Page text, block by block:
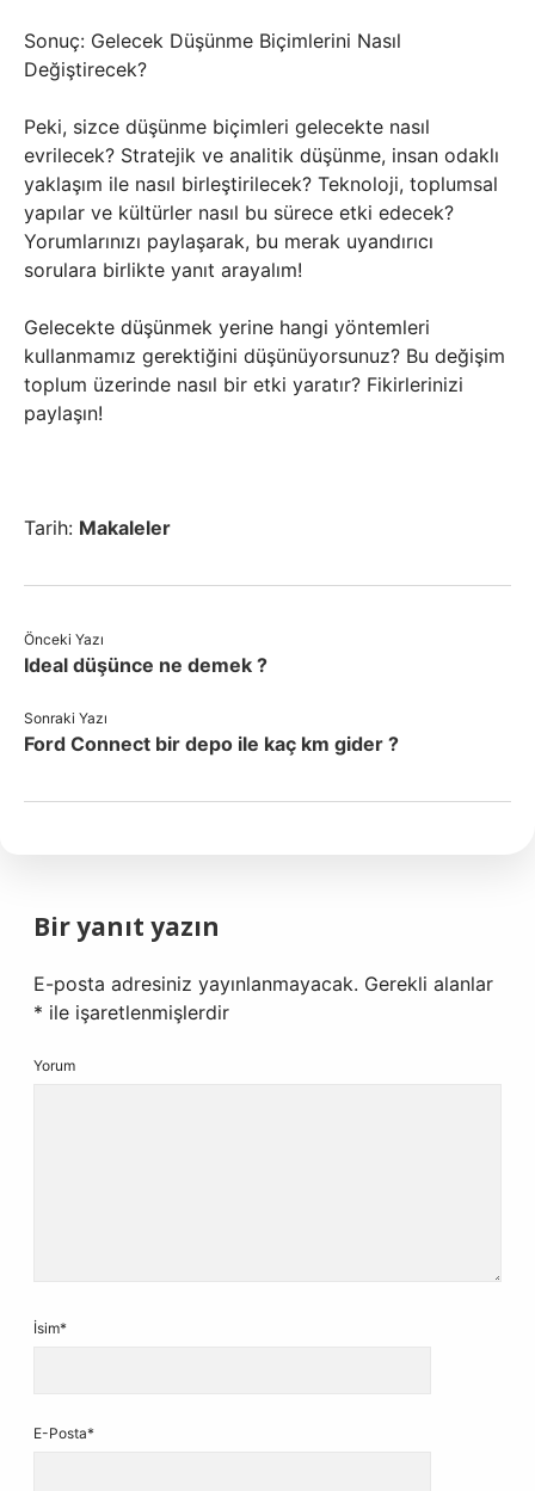
Sonuç: Gelecek Düşünme Biçimlerini Nasıl
Değiştirecek?
Peki, sizce düşünme biçimleri gelecekte nasıl
evrilecek? Stratejik ve analitik düşünme, insan odaklı
yaklaşım ile nasıl birleştirilecek? Teknoloji, toplumsal
yapılar ve kültürler nasıl bu sürece etki edecek?
Yorumlarınızı paylaşarak, bu merak uyandırıcı
sorulara birlikte yanıt arayalım!
Gelecekte düşünmek yerine hangi yöntemleri
kullanmamız gerektiğini düşünüyorsunuz? Bu değişim
toplum üzerinde nasıl bir etki yaratır? Fikirlerinizi
paylaşın!
Tarih: Makaleler
Önceki Yazı
Ideal düşünce ne demek ?
Sonraki Yazı
Ford Connect bir depo ile kaç km gider ?
Bir yanıt yazın
E-posta adresiniz yayınlanmayacak. Gerekli alanlar
* ile işaretlenmişlerdir
Yorum
İsim*
E-Posta*